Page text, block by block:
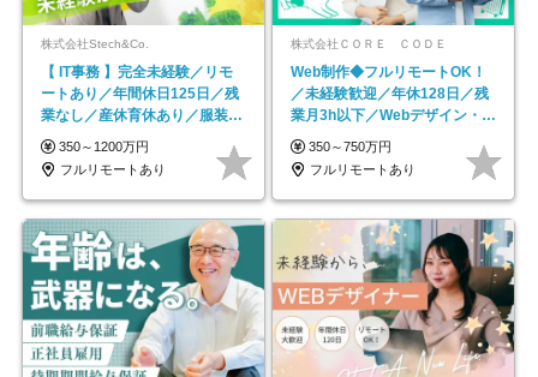
株式会社Stech&Co.
【 IT事務 】完全未経験／リモ
ートあり／年間休日125日／残
業なし／産休育休あり／服装・
髪型自由／毎年昇給
350～1200万円
フルリモートあり
株式会社ＣＯＲＥ ＣＯＤＥ
Web制作◆フルリモートOK！
／未経験歓迎／年休128日／残
業月3h以下／Webデザイン・
ECサイトやHP制作
350～750万円
フルリモートあり